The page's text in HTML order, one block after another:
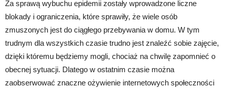
Za sprawą wybuchu epidemii zostały wprowadzone liczne
blokady i ograniczenia, które sprawiły, że wiele osób
zmuszonych jest do ciągłego przebywania w domu. W tym
trudnym dla wszystkich czasie trudno jest znaleźć sobie zajęcie,
dzięki któremu będziemy mogli, chociaż na chwilę zapomnieć o
obecnej sytuacji. Dlatego w ostatnim czasie można
zaobserwować znaczne ożywienie internetowych społeczności